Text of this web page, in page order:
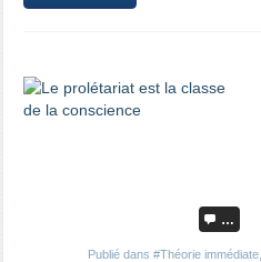
…
Publié dans #Théorie immédiate